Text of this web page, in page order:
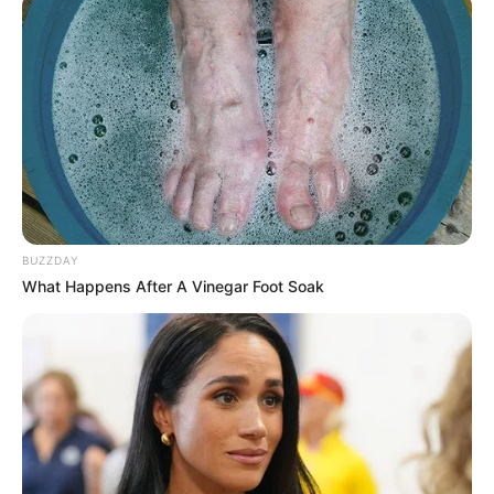
💠 Comparação entre movimentação bancária e renda declarada;
💠 Identificação de rendimentos omitidos;
💠 Inclusão de dados de cartões, transferências e moedas
BUZZDAY
What Happens After A Vinegar Foot Soak